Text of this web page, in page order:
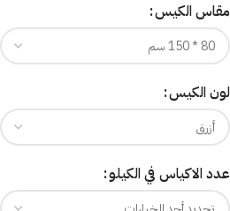
مقاس الكيس
لون الكيس
عدد الاكياس في الكيلو